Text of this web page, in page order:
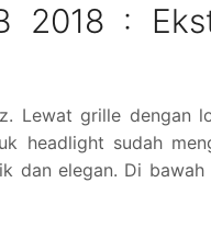
2018 :
Lewat grille dengan
headlight sudah
dan elegan. Di bawah